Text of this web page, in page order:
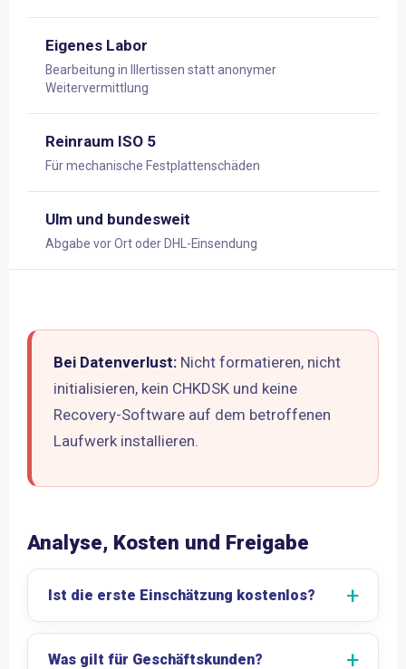
Eigenes Labor
Bearbeitung in Illertissen statt anonymer
Weitervermittlung
Reinraum ISO 5
Für mechanische Festplattenschäden
Ulm und bundesweit
Abgabe vor Ort oder DHL-Einsendung
Bei Datenverlust: Nicht formatieren, nicht
initialisieren, kein CHKDSK und keine
Recovery-Software auf dem betroffenen
Laufwerk installieren.
Analyse, Kosten und Freigabe
Ist die erste Einschätzung kostenlos?
Was gilt für Geschäftskunden?